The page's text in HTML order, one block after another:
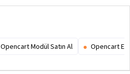
Opencart Modül Satın Al Opencart